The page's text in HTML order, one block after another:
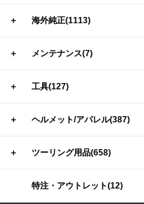
＋ 海外純正(1113)
＋ メンテナンス(7)
＋ 工具(127)
＋ ヘルメット/アパレル(387)
＋ ツーリング用品(658)
特注・アウトレット(12)